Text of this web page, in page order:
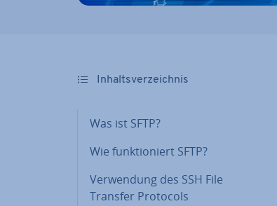
In­halts­ver­zeich­nis
Was ist SFTP?
Wie funk­tio­niert SFTP?
Ver­wen­dung des SSH File
Transfer Protocols